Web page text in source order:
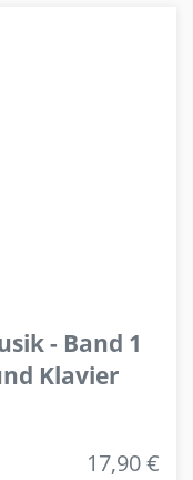
- Band 1
Klavier
17,90 €